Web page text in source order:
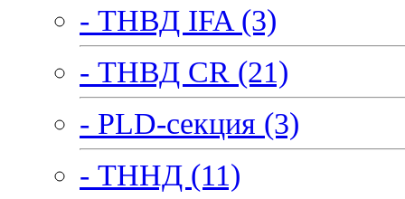
- ТНВД IFA (3)
- ТНВД CR (21)
- PLD-секция (3)
- ТННД (11)